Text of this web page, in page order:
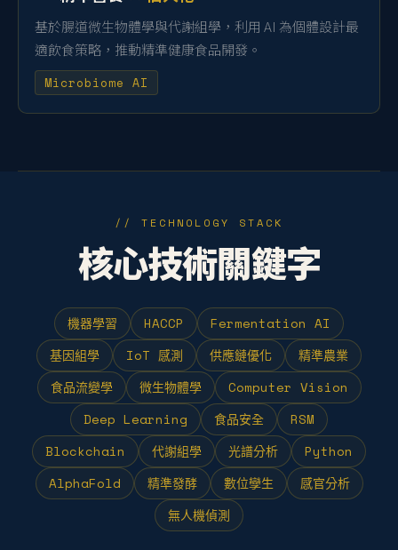
基於腸道微生物體學與代謝組學，利用 AI 為個體設計最
適飲食策略，推動精準健康食品開發。
Microbiome AI
// TECHNOLOGY STACK
核心技術關鍵字
機器學習 HACCP
Fermentation AI
基因組學
IoT 感測 供應鏈優化
精準農業
食品流變學
微生物體學
Computer Vision
Deep Learning
食品安全
RSM
Blockchain
代謝組學 光譜分析
Python
AlphaFold
精準發酵 數位孿生
感官分析
無人機偵測